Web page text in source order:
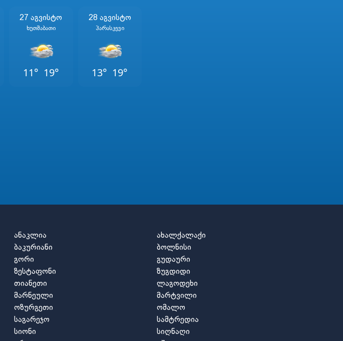
27 Აგვისტო
Ხუთშაბათი
11° 19°
28 Აგვისტო
Პარასკევი
13° 19°
ანაკლია
ახალქალაქი
ბაკურიანი
ბოლნისი
გორი
გუდაური
ზესტაფონი
ზუგდიდი
თიანეთი
ლაგოდეხი
მარნეული
მარტვილი
ოზურგეთი
ომალო
საგარეჯო
სამტრედია
სიონი
სიღნაღი